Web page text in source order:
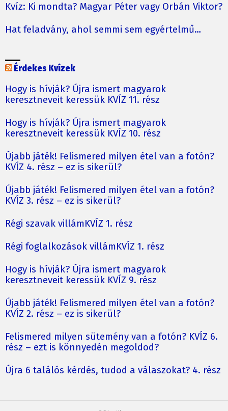
Kvíz: Ki mondta? Magyar Péter vagy Orbán Viktor?
Hat feladvány, ahol semmi sem egyértelmű…
Érdekes Kvízek
Hogy is hívják? Újra ismert magyarok
keresztneveit keressük KVÍZ 11. rész
Hogy is hívják? Újra ismert magyarok
keresztneveit keressük KVÍZ 10. rész
Újabb játék! Felismered milyen étel van a fotón?
KVÍZ 4. rész – ez is sikerül?
Újabb játék! Felismered milyen étel van a fotón?
KVÍZ 3. rész – ez is sikerül?
Régi szavak villámKVÍZ 1. rész
Régi foglalkozások villámKVÍZ 1. rész
Hogy is hívják? Újra ismert magyarok
keresztneveit keressük KVÍZ 9. rész
Újabb játék! Felismered milyen étel van a fotón?
KVÍZ 2. rész – ez is sikerül?
Felismered milyen sütemény van a fotón? KVÍZ 6.
rész – ezt is könnyedén megoldod?
Újra 6 találós kérdés, tudod a válaszokat? 4. rész